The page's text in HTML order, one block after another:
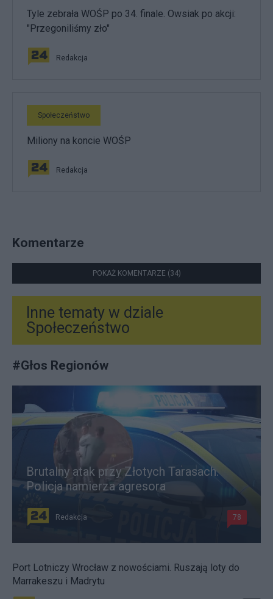
Tyle zebrała WOŚP po 34. finale. Owsiak po akcji:
"Przegoniliśmy zło"
Redakcja
Społeczeństwo
Miliony na koncie WOŚP
Redakcja
Komentarze
POKAŻ KOMENTARZE (34)
Inne tematy w dziale
Społeczeństwo
#Głos Regionów
Brutalny atak przy Złotych Tarasach.
Policja namierza agresora
Redakcja 78
Port Lotniczy Wrocław z nowościami. Ruszają loty do
Marrakeszu i Madrytu